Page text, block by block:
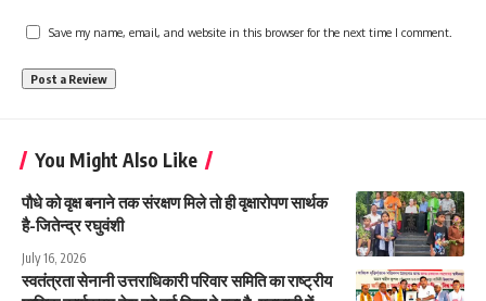
Save my name, email, and website in this browser for the next time I comment.
You Might Also Like
पौधे को वृक्ष बनाने तक संरक्षण मिले तो ही वृक्षारोपण सार्थक
है-जितेन्द्र रघुवंशी
July 16, 2026
स्वतंत्रता सेनानी उत्तराधिकारी परिवार समिति का राष्ट्रीय